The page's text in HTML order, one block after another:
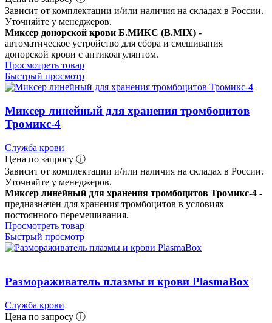
Зависит от комплектации и/или наличия на складах в России.
Уточняйте у менеджеров.
Миксер донорской крови Б.МИКС (B.MIX) -
автоматическое устройство для сбора и смешивания
донорской крови с антикоагулянтом.
Просмотреть товар
Быстрый просмотр
Миксер линейный для хранения тромбоцитов
Тромикс-4
Служба крови
Цена по запросу ⓘ
Зависит от комплектации и/или наличия на складах в России.
Уточняйте у менеджеров.
Миксер линейный для хранения тромбоцитов Тромикс-4 -
предназначен для хранения тромбоцитов в условиях
постоянного перемешивания.
Просмотреть товар
Быстрый просмотр
Размораживатель плазмы и крови PlasmaBox
Служба крови
Цена по запросу ⓘ